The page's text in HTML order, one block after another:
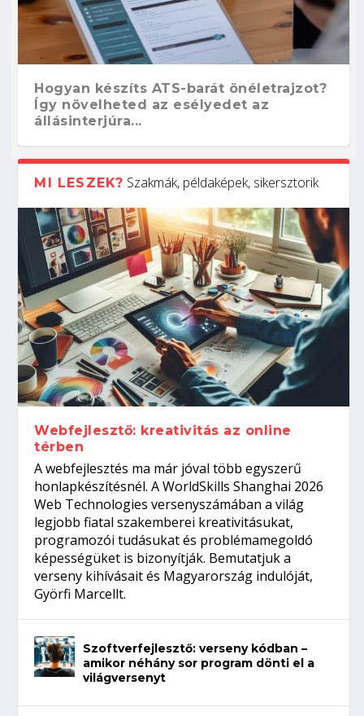
Hogyan készíts ATS-barát önéletrajzot?
Így növelheted az esélyedet az
állásinterjúra...
Kitalálod, mire használják ezeket a
gépeket?
Nem sikerült az egyetemi felvételi?
Tanulj szakmát!
Szoftverfejlesztő: verseny kódban –
amikor néhány sor program dönti el a
világversenyt...
Digitális detox – hogyan kapcsolódj ki
telefon nélkül?
MI LESZEK? Szakmák, példaképek, sikersztorik
Webfejlesztő: kreativitás az online
térben
A webfejlesztés ma már jóval több egyszerű
honlapkészítésnél. A WorldSkills Shanghai 2026
Web Technologies versenyszámában a világ
legjobb fiatal szakemberei kreativitásukat,
programozói tudásukat és problémamegoldó
képességüket is bizonyítják. Bemutatjuk a
verseny kihívásait és Magyarország indulóját,
Györfi Marcellt.
Szoftverfejlesztő: verseny kódban –
amikor néhány sor program dönti el a
világversenyt